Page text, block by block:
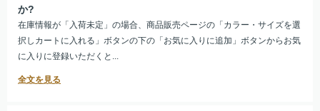
か?
在庫情報が「入荷未定」の場合、商品販売ページの「カラー・サイズを選
択しカートに入れる」ボタンの下の「お気に入りに追加」ボタンからお気
に入りに登録いただくと...